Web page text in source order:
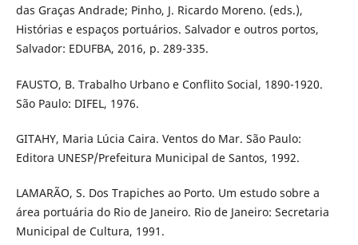
das Graças Andrade; Pinho, J. Ricardo Moreno. (eds.),
Histórias e espaços portuários. Salvador e outros portos,
Salvador: EDUFBA, 2016, p. 289-335.
FAUSTO, B. Trabalho Urbano e Conflito Social, 1890-1920.
São Paulo: DIFEL, 1976.
GITAHY, Maria Lúcia Caira. Ventos do Mar. São Paulo:
Editora UNESP/Prefeitura Municipal de Santos, 1992.
LAMARÃO, S. Dos Trapiches ao Porto. Um estudo sobre a
área portuária do Rio de Janeiro. Rio de Janeiro: Secretaria
Municipal de Cultura, 1991.